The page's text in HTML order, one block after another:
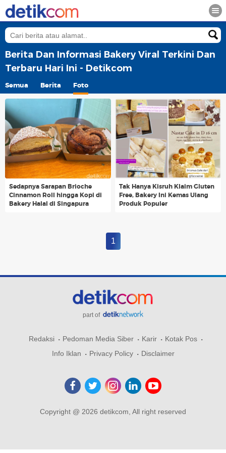
Berita Dan Informasi Bakery Viral Terkini Dan
Terbaru Hari Ini - Detikcom
Semua Berita Foto
Sedapnya Sarapan Brioche
Cinnamon Roll hingga Kopi di
Bakery Halal di Singapura
Tak Hanya Kisruh Klaim Gluten
Free, Bakery Ini Kemas Ulang
Produk Populer
1
part of
Redaksi Pedoman Media Siber Karir
Kotak Pos
Info Iklan
Privacy Policy Disclaimer
Copyright @ 2026 detikcom, All right reserved